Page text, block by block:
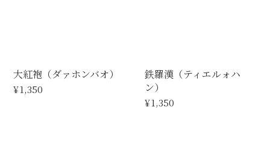
大紅袍（ダァホンバオ）
¥1,350
鉄羅漢（ティエルォハ
ン）
¥1,350